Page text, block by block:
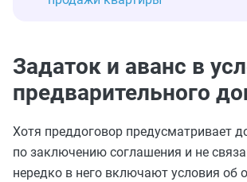
Задаток и аванс в
предварительного
Хотя преддоговор предусматривает
по заключению соглашения и не
нередко в него включают условия об